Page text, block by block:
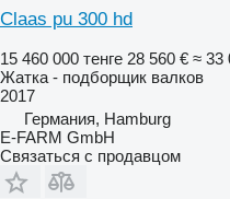
Claas pu 300 hd
15 460 000 тенге 28 560 € ≈ 33
Жатка - подборщик валков
2017
Германия, Hamburg
E-FARM GmbH
Связаться с продавцом